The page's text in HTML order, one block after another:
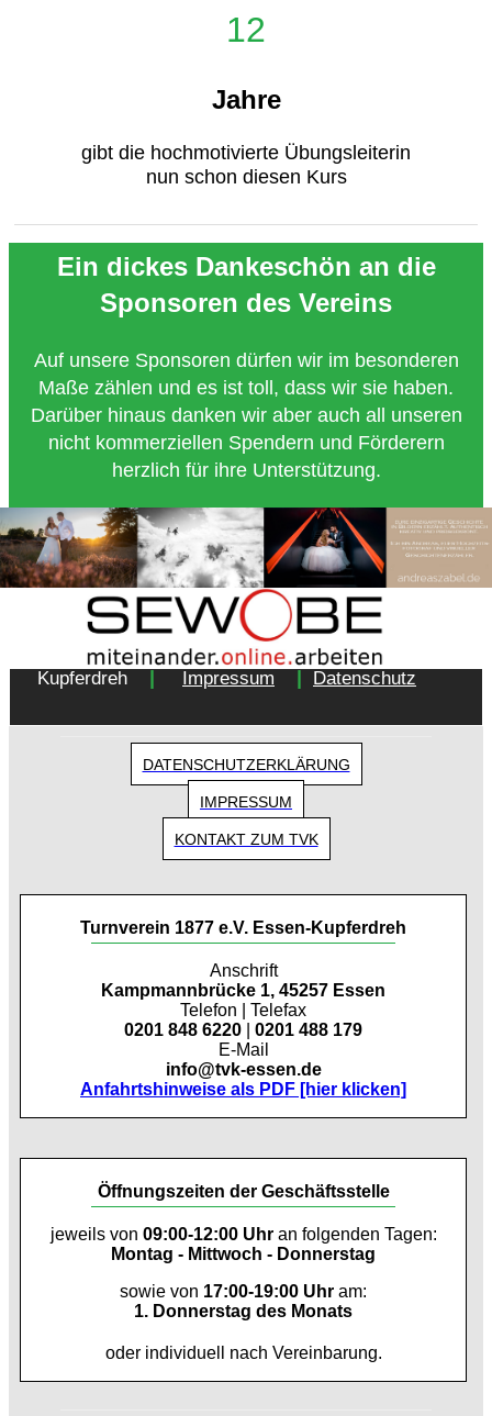
12
Jahre
gibt die hochmotivierte Übungsleiterin
nun schon diesen Kurs
Ein dickes Dankeschön an die
Sponsoren des Vereins
Auf unsere Sponsoren dürfen wir im besonderen
Maße zählen und es ist toll, dass wir sie haben.
Darüber hinaus danken wir aber auch all unseren
nicht kommerziellen Spendern und Förderern
herzlich für ihre Unterstützung.
Copyright 2018 - Turnverein 1877 e.V. Essen-
Kupferdreh
| Impressum | Datenschutz
DATENSCHUTZERKLÄRUNG
IMPRESSUM
KONTAKT ZUM TVK
Turnverein 1877 e.V. Essen-Kupferdreh
Anschrift
Kampmannbrücke 1, 45257 Essen
Telefon | Telefax
0201 848 6220
0201 488 179
E-Mail
info@tvk-essen.de
Anfahrtshinweise als PDF [hier klicken]
Öffnungszeiten der Geschäftsstelle
jeweils von 09:00-12:00 Uhran folgenden Tagen:
Montag - Mittwoch - Donnerstag
sowie von 17:00-19:00 Uhr am:
1. Donnerstag des Monats
oder individuell nach Vereinbarung.